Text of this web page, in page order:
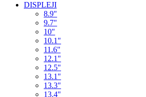
DISPLEJI
8.9"
9.7"
10"
10.1"
11.6"
12.1"
12.5"
13.1"
13.3"
13.4"